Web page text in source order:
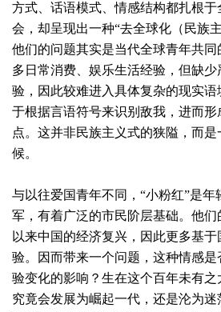
方式、话语模式、情感结构都扎根
会，却呈现出一种“去全球化（民族
他们的问题其实是当代全球青年共
多日常消费、娱乐生活经验，但缺
验，因此较难进入具体复杂的现实
于根据言语符号来识别敌我，进而
点。这并非民族主义式的狭隘，而
候。
与以往爱国青年不同，“小粉红”是年
军，有着广泛的市民阶层基础。他们
以来中国的经济复兴，因此更多基
验。因而带来一个问题，这种情感
验变化的影响？生在这个百年未有
究竟会发展为崛起一代，还是沦为